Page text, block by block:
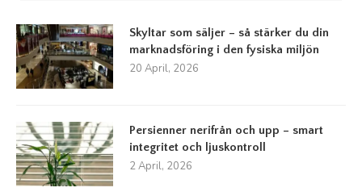
Skyltar som säljer – så stärker du din
marknadsföring i den fysiska miljön
20 April, 2026
Persienner nerifrån och upp – smart
integritet och ljuskontroll
2 April, 2026